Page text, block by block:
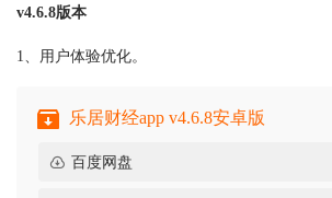
v4.6.8版本
1、用户体验优化。
乐居财经app v4.6.8安卓版
百度网盘